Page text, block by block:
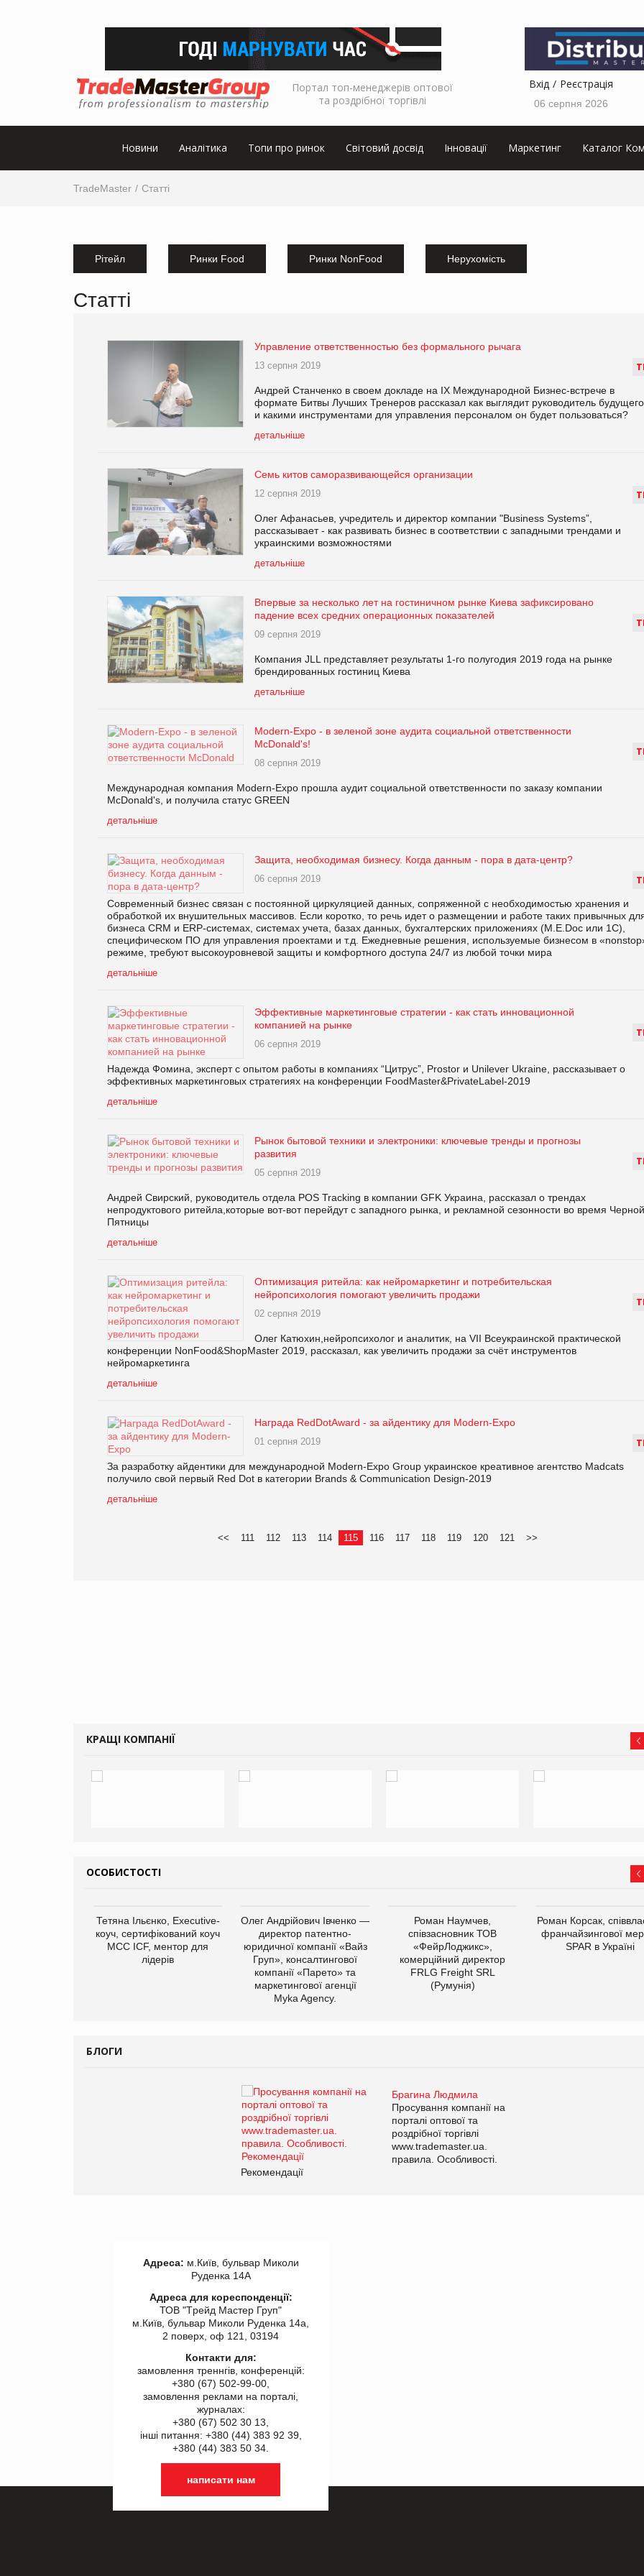
Портал топ-менеджерів оптової
та роздрібної торгівлі
Вхід Реєстрація
06 серпня 2026
Новини Аналітика Топи про ринок Світовий досвід Інновації Маркетинг Каталог
TradeMaster Статті
Рітейл Ринки Food Ринки NonFood Нерухомість
Статті
Т
Управление ответственностью без формального рычага
13 серпня 2019
Андрей Станченко в своем докладе на IX Международной Бизнес-встрече в
формате Битвы Лучших Тренеров рассказал как выглядит руководитель
и какими инструментами для управления персоналом он будет пользоваться?
детальніше
Т
Семь китов саморазвивающейся организации
12 серпня 2019
Олег Афанасьев, учредитель и директор компании "Business Systems”,
рассказывает - как развивать бизнес в соответствии с западными трендами и
украинскими возможностями
детальніше
Т
Впервые за несколько лет на гостиничном рынке Киева зафиксировано
падение всех средних операционных показателей
09 серпня 2019
Компания JLL представляет результаты 1-го полугодия 2019 года на рынке
брендированных гостиниц Киева
детальніше
Т
Modern-Expo - в зеленой зоне аудита социальной ответственности
McDonald's!
08 серпня 2019
Международная компания Modern-Expo прошла аудит социальной ответственности по заказу компании
McDonald's, и получила статус GREEN
детальніше
Т
Защита, необходимая бизнесу. Когда данным - пора в дата-центр?
06 серпня 2019
Современный бизнес связан с постоянной циркуляцией данных, сопряженной с необходимостью хранения и
обработкой их внушительных массивов. Если коротко, то речь идет о размещении и работе таких привычных
бизнеса CRM и ERP-системах, системах учета, базах данных, бухгалтерских приложениях (М.Е.Dос или 1С),
специфическом ПО для управления проектами и т.д. Ежедневные решения, используемые бизнесом в
режиме, требуют высокоуровневой защиты и комфортного доступа 24/7 из любой точки мира
детальніше
Т
Эффективные маркетинговые стратегии - как стать инновационной
компанией на рынке
06 серпня 2019
Надежда Фомина, эксперт с опытом работы в компаниях “Цитрус”, Prostor и Unilever Ukraine, рассказывает о
эффективных маркетинговых стратегиях на конференции FoodMaster&PrivateLabel-2019
детальніше
Т
Рынок бытовой техники и электроники: ключевые тренды и прогнозы
развития
05 серпня 2019
Андрей Свирский, руководитель отдела POS Tracking в компании GFK Украина, рассказал о трендах
непродуктового ритейла,которые вот-вот перейдут с западного рынка, и рекламной сезонности во время Черной
Пятницы
детальніше
Т
Оптимизация ритейла: как нейромаркетинг и потребительская
нейропсихология помогают увеличить продажи
02 серпня 2019
Олег Катюхин,нейропсихолог и аналитик, на VII Всеукраинской практической
конференции NonFood&ShopMaster 2019, рассказал, как увеличить продажи за счёт инструментов
нейромаркетинга
детальніше
Т
Награда RedDotAward - за айдентику для Modern-Eхро
01 серпня 2019
За разработку айдентики для международной Modern-Expo Group украинское креативное агентство Madcats
получило свой первый Red Dot в категории Brands & Communication Design-2019
детальніше
<< 111 112 113 114 115 116 117 118 119 120 121 >>
КРАЩІ КОМПАНІЇ
ОСОБИСТОСТІ
Тетяна Ільєнко, Executive-
коуч, сертифікований коуч
МСС ICF, ментор для
лідерів
Олег Андрійович Івченко —
директор патентно-
юридичної компанії «Вайз
Груп», консалтингової
компанії «Парето» та
маркетингової агенції
Myka Agency.
Роман Наумчев,
співзасновник ТОВ
«ФейрЛоджикс»,
комерційний директор
FRLG Freight SRL
(Румунія)
Роман Корсак,
франчайзингової
SPAR в Україні
БЛОГИ
Брагина Людмила
Просування компанії на
порталі оптової та
роздрібної торгівлі
www.trademaster.ua.
правила. Особливості.
Рекомендації
Адреса: м.Київ, бульвар Миколи
Руденка 14А
Адреса для кореспонденції:
ТОВ "Tрейд Мастер Груп"
м.Київ, бульвар Миколи Руденка 14а,
2 поверх, оф 121, 03194
Контакти для:
замовлення треннгів, конференцій:
+380 (67) 502-99-00,
замовлення реклами на порталі,
журналах:
+380 (67) 502 30 13,
інші питання: +380 (44) 383 92 39,
+380 (44) 383 50 34.
написати нам